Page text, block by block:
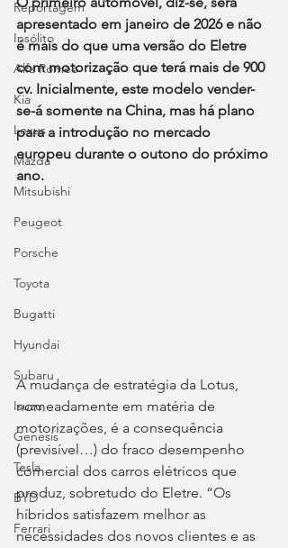
Reportagem
Insólito
Alfa Romeo
Kia
Lexus
Mazda
Mitsubishi
Peugeot
Porsche
Toyota
Bugatti
Hyundai
Subaru
Isuzu
Genesis
Tesla
BYD
Ferrari
apresentado em janeiro de 2026 e não
é mais do que uma versão do Eletre
com motorização que terá mais de 900
cv. Inicialmente, este modelo vender-
se-á somente na China, mas há plano
para a introdução no mercado
europeu durante o outono do próximo
ano.
A mudança de estratégia da Lotus,
nomeadamente em matéria de
motorizações, é a consequência
(previsível…) do fraco desempenho
comercial dos carros elétricos que
produz, sobretudo do Eletre. “Os
híbridos satisfazem melhor as
necessidades dos novos clientes e as